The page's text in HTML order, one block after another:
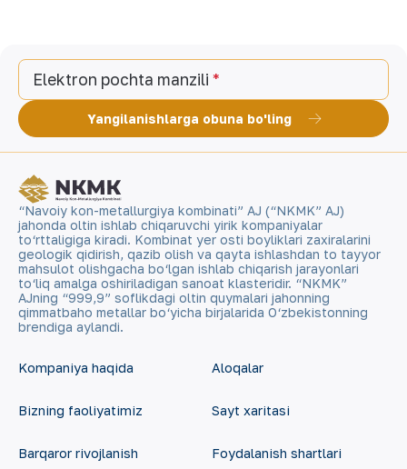
Elektron pochta manzili
Yangilanishlarga obuna bo'ling
“Navoiy kon-metallurgiya kombinati” AJ (“NKMK” AJ)
jahonda oltin ishlab chiqaruvchi yirik kompaniyalar
to‘rttaligiga kiradi. Kombinat yer osti boyliklari zaxiralarini
geologik qidirish, qazib olish va qayta ishlashdan to tayyor
mahsulot olishgacha bo‘lgan ishlab chiqarish jarayonlari
to‘liq amalga oshiriladigan sanoat klasteridir. “NKMK”
AJning “999,9” soflikdagi oltin quymalari jahonning
qimmatbaho metallar bo‘yicha birjalarida O‘zbekistonning
brendiga aylandi.
Kompaniya haqida
Bizning faoliyatimiz
Barqaror rivojlanish
Aloqalar
Sayt xaritasi
Foydalanish shartlari